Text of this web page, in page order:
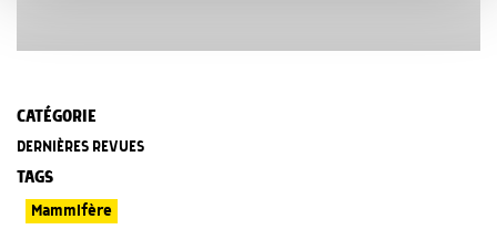
CATÉGORIE
DERNIÈRES REVUES
TAGS
Mammifère